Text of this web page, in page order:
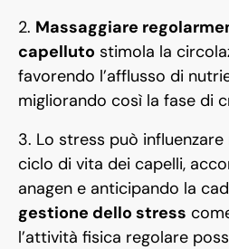
2. Massaggiare
capelluto stimola la
favorendo l’afflusso di
migliorando così la fase di
3. Lo stress può
ciclo di vita dei capelli,
anagen e anticipando la
gestione dello stress
l’attività fisica regolare